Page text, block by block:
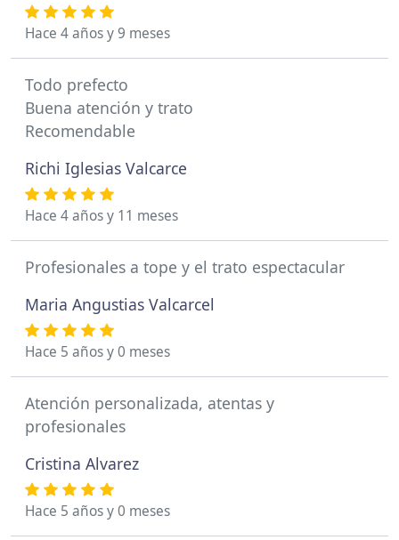
Hace 4 años y 9 meses
Todo prefecto
Buena atención y trato
Recomendable
Richi Iglesias Valcarce
Hace 4 años y 11 meses
Profesionales a tope y el trato espectacular
Maria Angustias Valcarcel
Hace 5 años y 0 meses
Atención personalizada, atentas y
profesionales
Cristina Alvarez
Hace 5 años y 0 meses